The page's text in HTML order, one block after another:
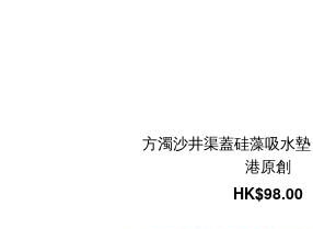
方濁沙井渠蓋硅藻吸水
港原創
HK$98.00